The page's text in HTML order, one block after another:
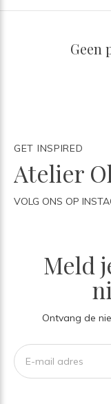
Geen
GET INSPIRED
Atelier
VOLG ONS OP
Meld
Ontvang de